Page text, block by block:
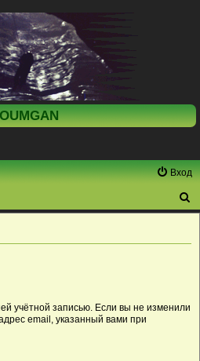
Вход
учётной записью. Если вы не изменили
email, указанный вами при